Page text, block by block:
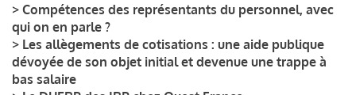
> Compétences des représentants du personnel, avec
qui on en parle ?
> Les allègements de cotisations : une aide publique
dévoyée de son objet initial et devenue une trappe à
bas salaire